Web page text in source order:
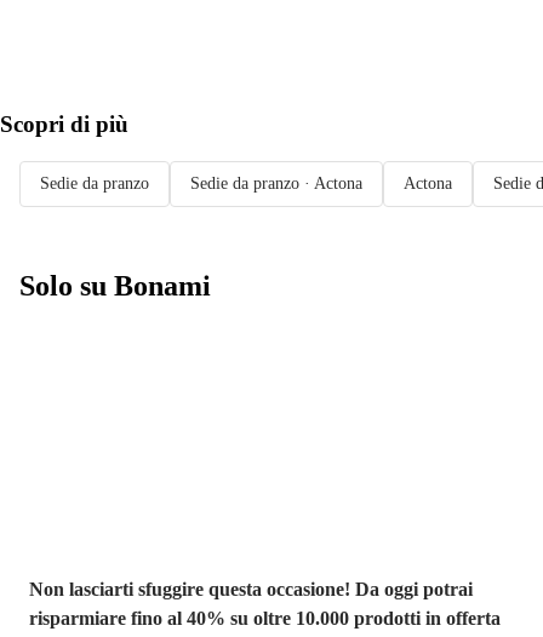
Scopri di più
Sedie da pranzo Sedie da pranzo · Actona Actona Sedie
Solo su Bonami
Non lasciarti sfuggire questa occasione! Da oggi potrai
risparmiare fino al 40% su oltre 10.000 prodotti in offerta